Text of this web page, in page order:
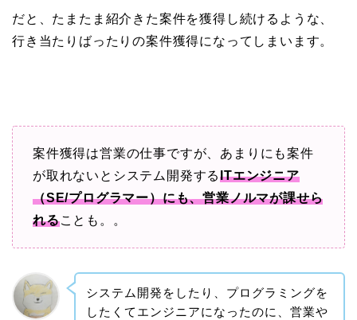
だと、たまたま紹介きた案件を獲得し続けるような、
行き当たりばったりの案件獲得になってしまいます。
案件獲得は営業の仕事ですが、あまりにも案件
が取れないとシステム開発するITエンジニア
（SE/プログラマー）にも、営業ノルマが課せら
れることも。。
システム開発をしたり、プログラミングを
したくてエンジニアになったのに、営業や